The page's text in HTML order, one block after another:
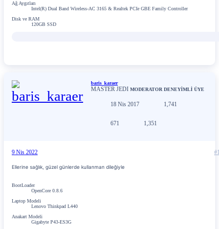
Ağ Aygıtları
Intel(R) Dual Band Wireless-AC 3165 & Realtek PCIe GBE Family Controller
Disk ve RAM
120GB SSD
baris_karaer
MASTER JEDI MODERATOR DENEYİMLİ ÜYE
18 Nis 2017 1,741
671 1,351
9 Nis 2022
Ellerine sağlık, güzel günlerde kullanman dileğiyle
BootLoader
OpenCore 0.8.6
Laptop Modeli
Lenovo Thinkpad L440
Anakart Modeli
Gigabyte P43-ES3G